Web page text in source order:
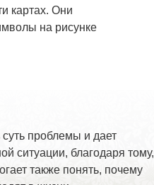
картах. Они
на рисунке
проблемы и дает
ситуации, благодаря тому,
также понять, почему